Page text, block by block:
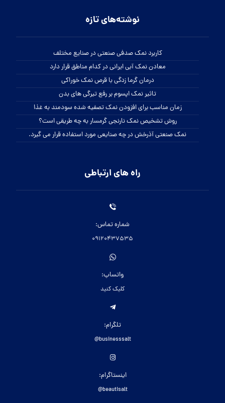
نوشته‌های تازه
کاربرد نمک صدفی صنعتی در صنایع مختلف
معادن نمک آبی ایرانی در کدام مناطق قرار دارد
درمان گرما زدگی با قرص نمک خوراکی
تاثیر نمک اپسوم بر رفع تیرگی های بدن
زمان مناسب برای افزودن نمک تصفیه شده سودمند به غذا
روش تشخیص نمک نارنجی گرمسار به چه طریقی است؟
نمک صنعتی آذرخش در چه صنایعی مورد استفاده قرار می گیرد.
راه های ارتباطی
شماره تماس:
09120437535
واتساپ:
کلیک کنید
تلگرام:
businesssalt@
اینستاگرام:
beautisalt@